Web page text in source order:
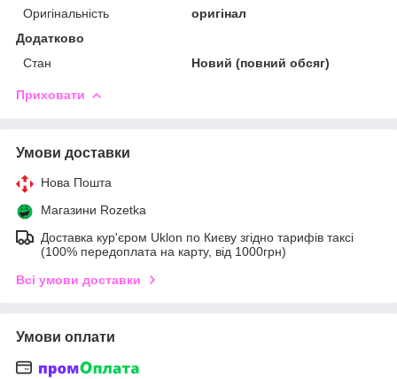
Оригінальність
оригінал
Додатково
Стан
Новий (повний обсяг)
Приховати
Умови доставки
Нова Пошта
Магазини Rozetka
Доставка кур'єром Uklon по Києву згідно тарифів таксі
(100% передоплата на карту, від 1000грн)
Всі умови доставки
Умови оплати